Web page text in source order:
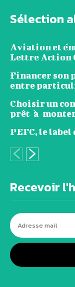
Sélection
Aviation et
Lettre Action
Financer son
entre
Choisir un
prêt-à-
PEFC, le label
Recevoir